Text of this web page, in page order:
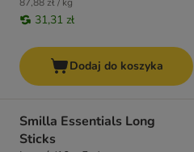
31,31 zł
Dodaj do koszyka
Smilla Essentials Long
Sticks